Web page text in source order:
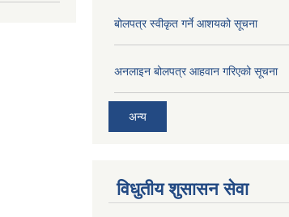
बोलपत्र स्वीकृत गर्ने आशयको सूचना
अनलाइन बोलपत्र आहवान गरिएको सूचना
अन्य
विधुतीय शुसासन सेवा